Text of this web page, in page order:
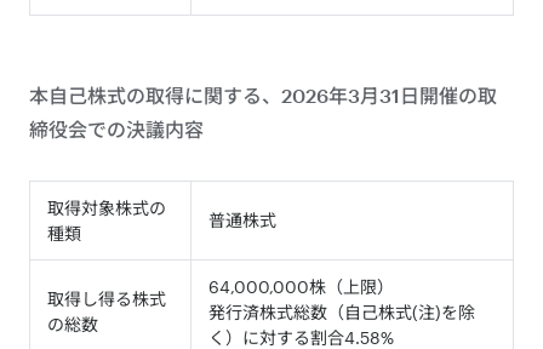
本自己株式の取得に関する、2026年3月31日開催の取
締役会での決議内容
取得対象株式の
種類
普通株式
取得し得る株式
の総数
64,000,000株（上限）
発行済株式総数 （自己株式(注)を除
く）に対する割合4.58%